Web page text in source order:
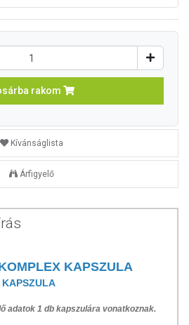
rakom
Kívánságlista
Árfigyelő
KAPSZULA
KAPSZULA
adatok 1 db kapszulára vonatkoznak.